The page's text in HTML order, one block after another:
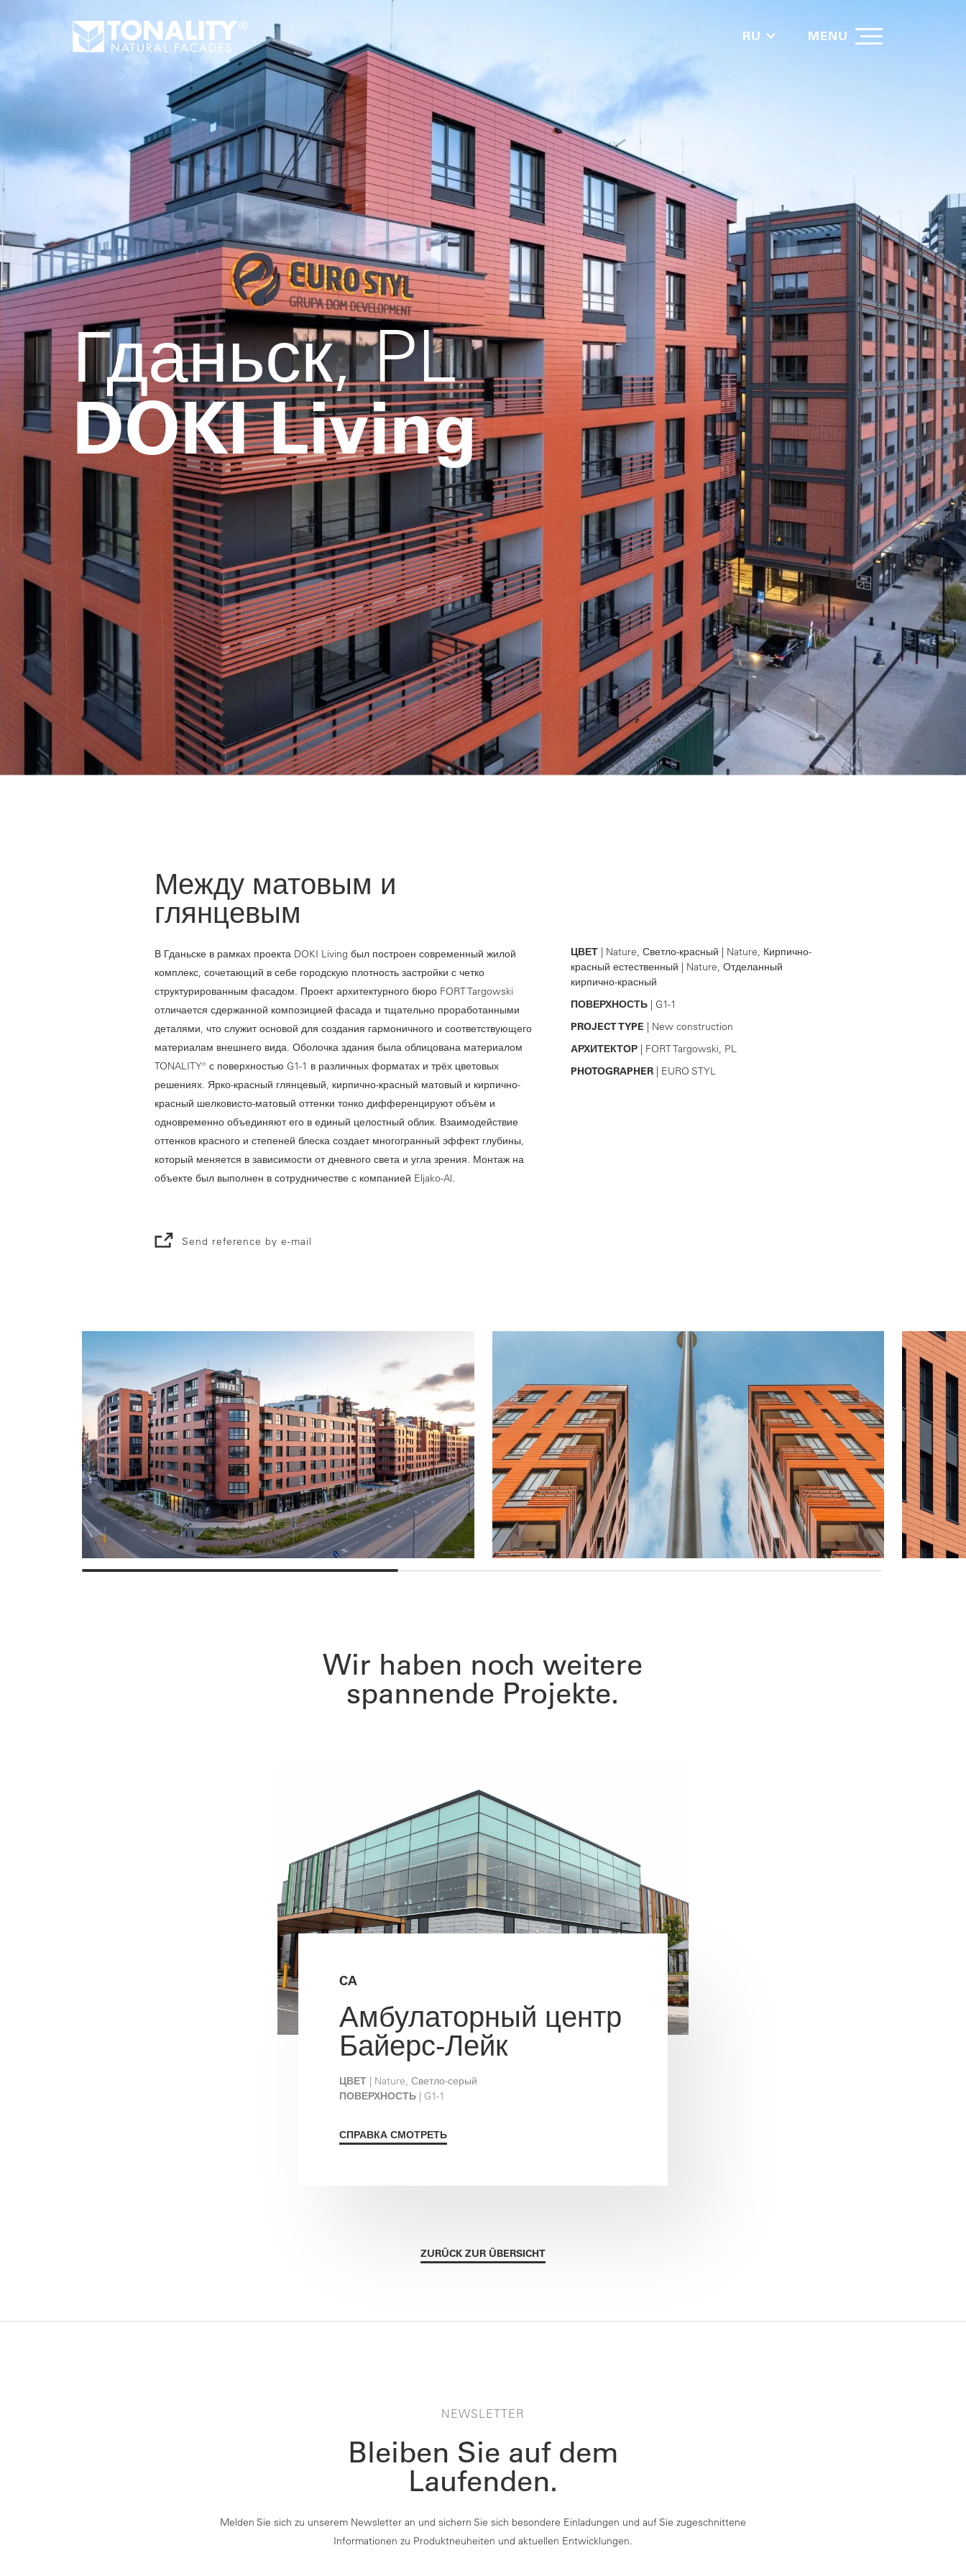
RU MENU
Гданьск, PL
DOKI Living
Между матовым и
глянцевым
В Гданьске в рамках проекта DOKI Living был построен современный жилой
комплекс, сочетающий в себе городскую плотность застройки с четко
структурированным фасадом. Проект архитектурного бюро FORT Targowski
отличается сдержанной композицией фасада и тщательно проработанными
деталями, что служит основой для создания гармоничного и соответствующего
материалам внешнего вида. Оболочка здания была облицована материалом
TONALITY® с поверхностью G1-1 в различных форматах и трёх цветовых
решениях. Ярко-красный глянцевый, кирпично-красный матовый и кирпично-
красный шелковисто-матовый оттенки тонко дифференцируют объём и
одновременно объединяют его в единый целостный облик. Взаимодействие
оттенков красного и степеней блеска создает многогранный эффект глубины,
который меняется в зависимости от дневного света и угла зрения. Монтаж на
объекте был выполнен в сотрудничестве с компанией Eljako-Al.
Send reference by e-mail
ЦВЕТ| Nature, Светло-красный | Nature, Кирпично-
красный естественный | Nature, Отделанный
кирпично-красный
ПОВЕРХНОСТЬ| G1-1
PROJECT TYPE | New construction
АРХИТЕКТОР| FORT Targowski, PL
PHOTOGRAPHER| EURO STYL
Wir haben noch weitere
spannende Projekte.
CA
Амбулаторный центр
Байерс-Лейк
ЦВЕТ | Nature, Светло-серый
ПОВЕРХНОСТЬ | G1-1
СПРАВКА СМОТРЕТЬ
ZURÜCK ZUR ÜBERSICHT
NEWSLETTER
Bleiben Sie auf dem
Laufenden.
Melden Sie sich zu unserem Newsletter an und sichern Sie sich besondere Einladungen und auf Sie zugeschnittene
Informationen zu Produktneuheiten und aktuellen Entwicklungen.